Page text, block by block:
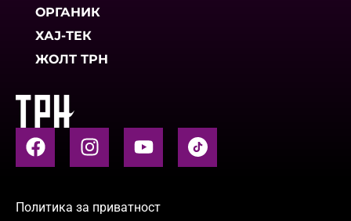
ОРГАНИК
ХАЈ-ТЕК
ЖОЛТ ТРН
Политика за приватност